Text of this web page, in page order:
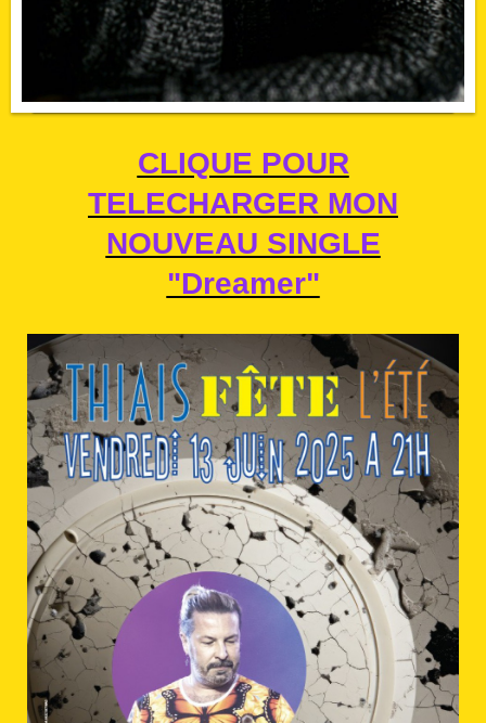
CLIQUE POUR
TELECHARGER MON
NOUVEAU SINGLE
"Dreamer"